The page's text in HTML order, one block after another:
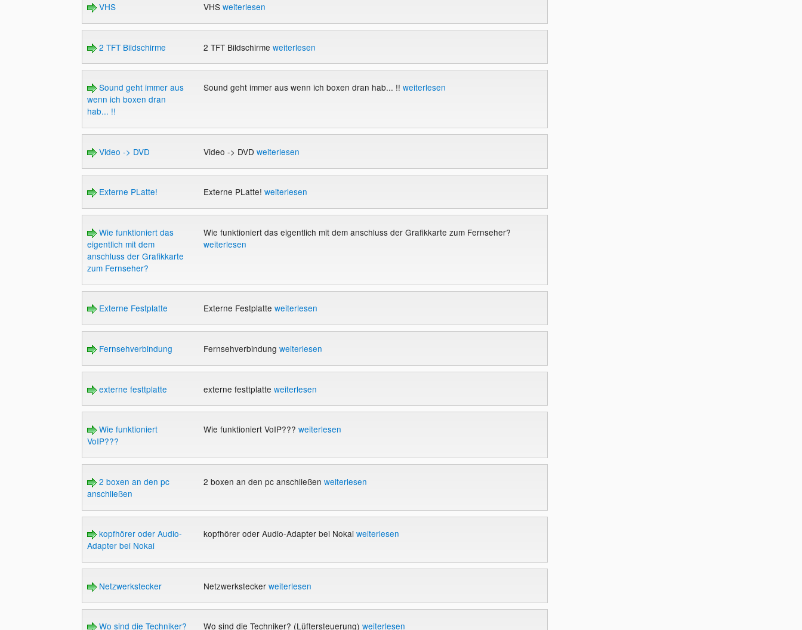
VHS VHS weiterlesen
2 TFT Bildschirme 2 TFT Bildschirme weiterlesen
Sound geht immer aus
wenn ich boxen dran
hab... !!
Sound geht immer aus wenn ich boxen dran hab... !! weiterlesen
Video -> DVD Video -> DVD weiterlesen
Externe PLatte! Externe PLatte! weiterlesen
Wie funktioniert das
eigentlich mit dem
anschluss der Grafikkarte
zum Fernseher?
Wie funktioniert das eigentlich mit dem anschluss der Grafikkarte zum Fernseher?
weiterlesen
Externe Festplatte Externe Festplatte weiterlesen
Fernsehverbindung Fernsehverbindung weiterlesen
externe festtplatte externe festtplatte weiterlesen
Wie funktioniert
VoIP???
Wie funktioniert VoIP??? weiterlesen
2 boxen an den pc
anschließen
2 boxen an den pc anschließen weiterlesen
kopfhörer oder Audio-
Adapter bei Nokai
kopfhörer oder Audio-Adapter bei Nokai weiterlesen
Netzwerkstecker Netzwerkstecker weiterlesen
Wo sind die Techniker? Wo sind die Techniker? (Lüftersteuerung) weiterlesen